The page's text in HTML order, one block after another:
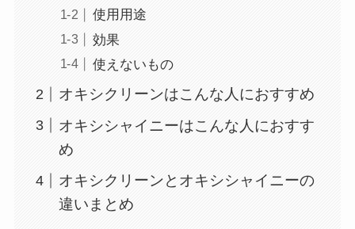
使用用途
効果
使えないもの
オキシクリーンはこんな人におすすめ
オキシシャイニーはこんな人におすす
め
オキシクリーンとオキシシャイニーの
違いまとめ